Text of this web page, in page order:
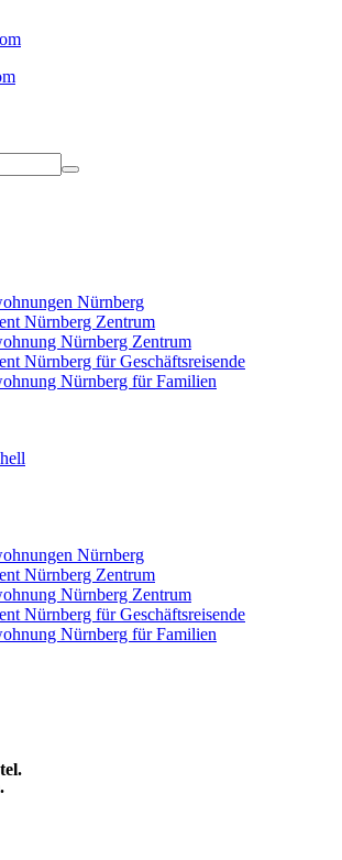
Nürnberg
Nürnberg Zentrum
Nürnberg Zentrum
Nürnberg für Geschäftsreisende
Nürnberg für Familien
Nürnberg
Nürnberg Zentrum
Nürnberg Zentrum
Nürnberg für Geschäftsreisende
Nürnberg für Familien